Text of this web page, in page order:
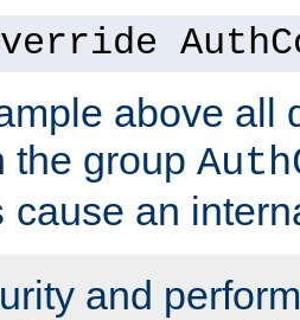
above all
the group
cause an
and